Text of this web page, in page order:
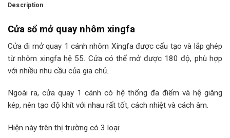
Description
Cửa sổ mở quay nhôm xingfa
Cửa đi mở quay 1 cánh nhôm Xingfa được cấu tạo và lắp ghép
từ nhôm xingfa hệ 55. Cửa có thể mở được 180 độ, phù hợp
với nhiều nhu cầu của gia chủ.
Ngoài ra, cửa quay 1 cánh có hệ thống đa điểm và hệ giăng
kép, nên tạo độ khít với nhau rất tốt, cách nhiệt và cách âm.
Hiện này trên thị trường có 3 loại: